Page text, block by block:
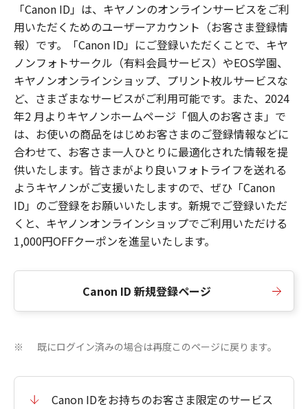
「Canon ID」は、キヤノンのオンラインサービスをご利
用いただくためのユーザーアカウント（お客さま登録情
報）です。「Canon ID」にご登録いただくことで、キヤ
ノンフォトサークル（有料会員サービス）やEOS学園、
キヤノンオンラインショップ、プリント枚ルサービスな
ど、さまざまなサービスがご利用可能です。また、2024
年2 月よりキヤノンホームページ「個人のお客さま」で
は、お使いの商品をはじめお客さまのご登録情報などに
合わせて、お客さま一人ひとりに最適化された情報を提
供いたします。皆さまがより良いフォトライフを送れる
ようキヤノンがご支援いたしますので、ぜひ「Canon
ID」のご登録をお願いいたします。新規でご登録いただ
くと、キヤノンオンラインショップでご利用いただける
1,000円OFFクーポンを進呈いたします。
Canon ID 新規登録ページ
※ 既にログイン済みの場合は再度このページに戻ります。
Canon IDをお持ちのお客さま限定のサービス